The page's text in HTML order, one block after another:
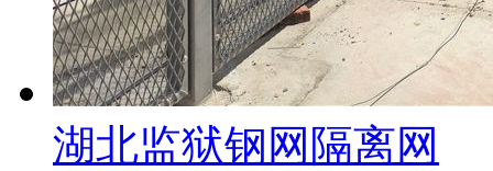
湖北监狱钢网隔离网